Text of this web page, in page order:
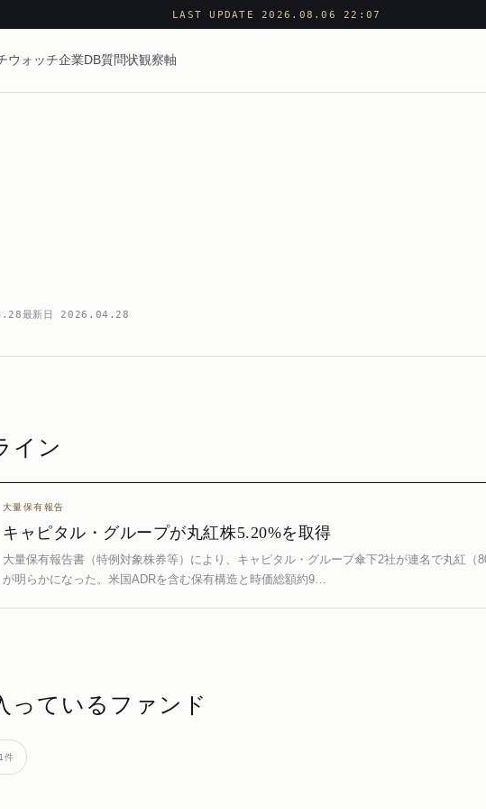
LAST UPDATE 2026.08.06 22:07
ウォッチ企業DB質問状観察軸
最新日 2026.04.28
イン
大量保有報告
キャピタル・グループが丸紅株5.20%を取得
大量保有報告書（特例対象株券等）により、キャピタル・グループ傘下2社が連名で丸紅（
が明らかになった。米国ADRを含む保有構造と時価総額約9…
っているファンド
1件